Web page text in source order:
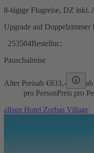
8-tägige Flugreise, DZ inkl.
Upgrade auf Doppelzimmer
253504Bestellnr.:
Pauschalreise
Alter Preisab €833,-
pro PersonPreis pro
allsun Hotel Zorbas Village